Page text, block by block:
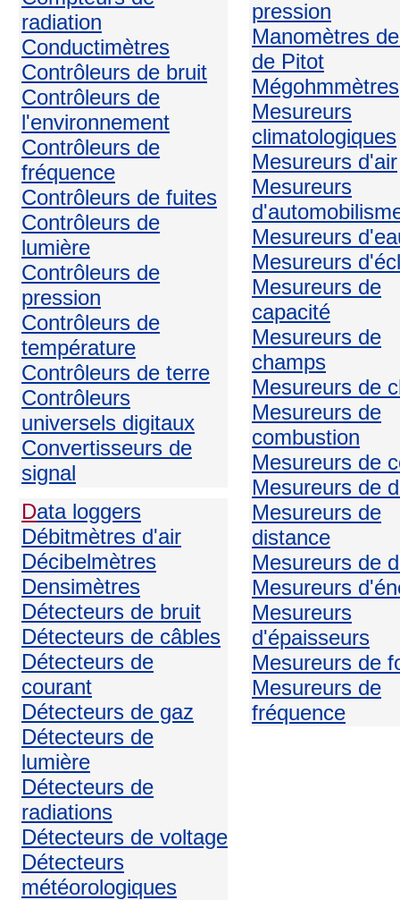
radiation
Conductimètres
Contrôleurs de bruit
Contrôleurs de
l'environnement
Contrôleurs de
fréquence
Contrôleurs de fuites
Contrôleurs de
lumière
Contrôleurs de
pression
Contrôleurs de
température
Contrôleurs de terre
Contrôleurs
universels digitaux
Convertisseurs de
signal
Data loggers
Débitmètres d'air
Décibelmètres
Densimètres
Détecteurs de bruit
Détecteurs de câbles
Détecteurs de
courant
Détecteurs de gaz
Détecteurs de
lumière
Détecteurs de
radiations
Détecteurs de voltage
Détecteurs
météorologiques
pression
Manomètres
de Pitot
Mégohmmètres
Mesureurs
climatologiques
Mesureurs d'air
Mesureurs
Mesureurs
Mesureurs
Mesureurs de
capacité
Mesureurs de
champs
Mesureurs de
Mesureurs de
combustion
Mesureurs de
Mesureurs de
Mesureurs de
distance
Mesureurs de
Mesureurs
Mesureurs
d'épaisseurs
Mesureurs de
Mesureurs de
fréquence